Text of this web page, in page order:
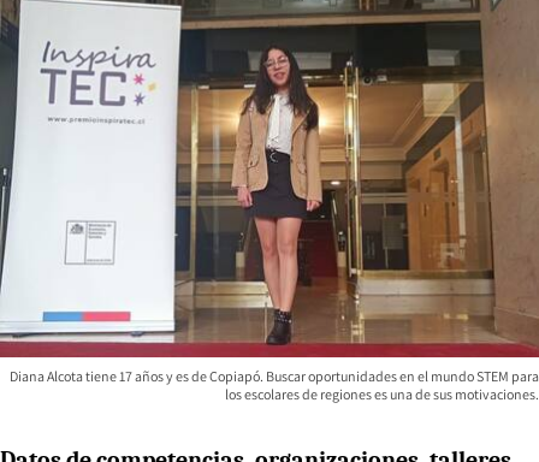
Diana Alcota tiene 17 años y es de Copiapó. Buscar oportunidades en el mundo STEM para
los escolares de regiones es una de sus motivaciones.